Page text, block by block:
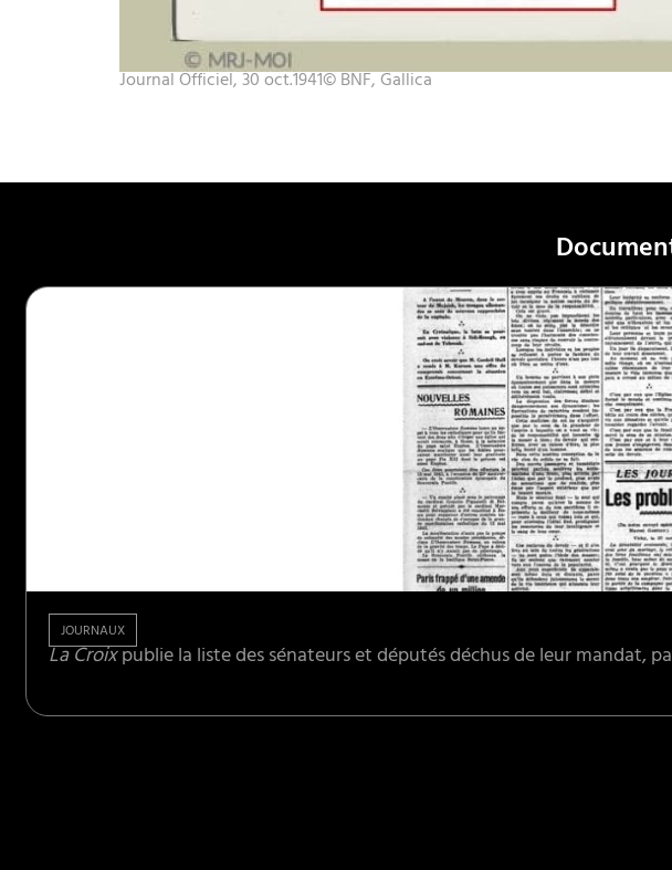
Journal Officiel, 30 oct.1941© BNF, Gallica
JOURNAUX
La Croixpublie la liste des sénateurs et députés déchus de leur mandat,